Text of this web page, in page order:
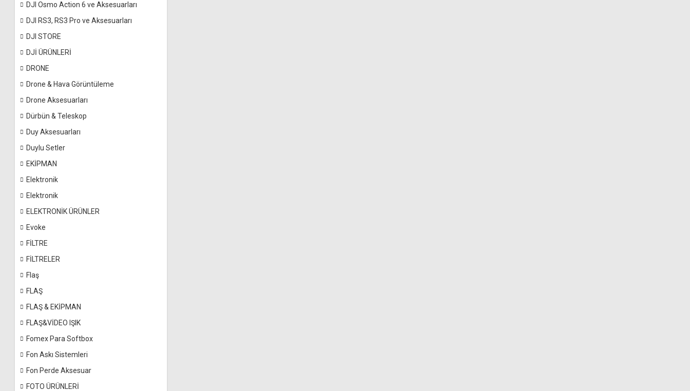
DJI Osmo Action 6 ve Aksesuarları
DJI RS3, RS3 Pro ve Aksesuarları
DJI STORE
DJİ ÜRÜNLERİ
DRONE
Drone & Hava Görüntüleme
Drone Aksesuarları
Dürbün & Teleskop
Duy Aksesuarları
Duylu Setler
EKİPMAN
Elektronik
Elektronik
ELEKTRONİK ÜRÜNLER
Evoke
FİLTRE
FİLTRELER
Flaş
FLAŞ
FLAŞ & EKİPMAN
FLAŞ&VİDEO IŞIK
Fomex Para Softbox
Fon Askı Sistemleri
Fon Perde Aksesuar
FOTO ÜRÜNLERİ